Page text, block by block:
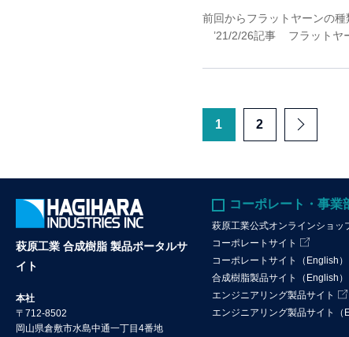
前回からフラットヤーンの
’21/2/26記事 フラットヤ
1 2
萩原工業 合成樹脂 製品ポータルサ
イト
本社
〒712-8502
岡山県倉敷市水島中通一丁目4番地
コーポレート・事業
萩原工業公式オンラインショッ
コーポレートサイト
コーポレートサイト（English）
合成樹脂製品サイト（English）
エンジニアリング製品サイト
エンジニアリング製品サイト（